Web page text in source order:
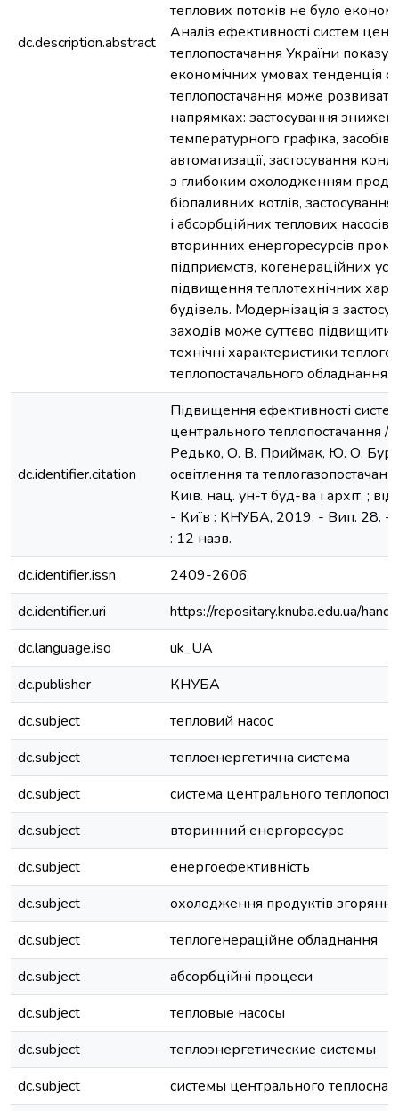
dc.description.abstract
теплових потоків не було
Аналіз ефективності систем
теплопостачання України
економічних умовах тенденція
теплопостачання може
напрямках: застосування
температурного графіка, засобів
автоматизації, застосування
з глибоким охолодженням
біопаливних котлів,
і абсорбційних теплових
вторинних енергоресурсів
підприємств, когенераційних
підвищення теплотехнічних
будівель. Модернізація з
заходів може суттєво підвищити
технічні характеристики
теплопостачального обладнання.
dc.identifier.citation
Підвищення ефективності
центрального теплопостачання /
Редько, О. В. Приймак, Ю. О.
освітлення та
Київ. нац. ун-т буд-ва і архіт. ;
- Київ : КНУБА, 2019. - Вип. 28. -
: 12 назв.
dc.identifier.issn
2409-2606
dc.identifier.uri
https://repositary.knuba.edu.ua/
dc.language.iso
uk_UA
dc.publisher
КНУБА
dc.subject
тепловий насос
dc.subject
теплоенергетична система
dc.subject
система центрального
dc.subject
вторинний енергоресурс
dc.subject
енергоефективність
dc.subject
охолодження продуктів згоряння
dc.subject
теплогенераційне обладнання
dc.subject
абсорбційні процеси
dc.subject
тепловые насосы
dc.subject
теплоэнергетические системы
dc.subject
системы центрального